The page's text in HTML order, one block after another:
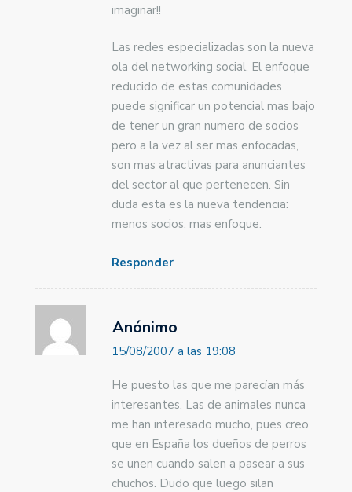
imaginar!!
Las redes especializadas son la nueva
ola del networking social. El enfoque
reducido de estas comunidades
puede significar un potencial mas bajo
de tener un gran numero de socios
pero a la vez al ser mas enfocadas,
son mas atractivas para anunciantes
del sector al que pertenecen. Sin
duda esta es la nueva tendencia:
menos socios, mas enfoque.
Responder
Anónimo
15/08/2007 a las 19:08
He puesto las que me parecían más
interesantes. Las de animales nunca
me han interesado mucho, pues creo
que en España los dueños de perros
se unen cuando salen a pasear a sus
chuchos. Dudo que luego silan